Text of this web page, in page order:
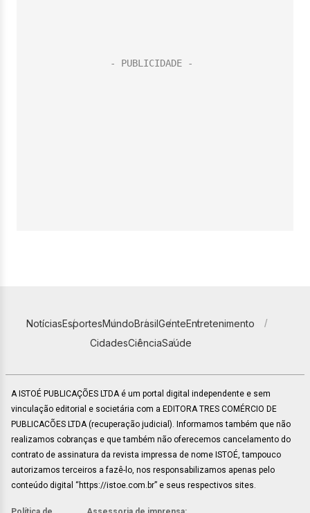
NotíciasEsportesMundoBrasilGenteEntretenimento
CidadesCiênciaSaúde
A ISTOÉ PUBLICAÇÕES LTDA é um portal digital independente e sem
vinculação editorial e societária com a EDITORA TRES COMÉRCIO DE
PUBLICACÕES LTDA (recuperação judicial). Informamos também que não
realizamos cobranças e que também não oferecemos cancelamento do
contrato de assinatura da revista impressa de nome ISTOÉ, tampouco
autorizamos terceiros a fazê-lo, nos responsabilizamos apenas pelo
conteúdo digital “https://istoe.com.br” e seus respectivos sites.